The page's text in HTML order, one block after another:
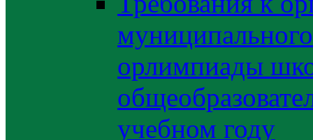
орлимпиады
учебном году